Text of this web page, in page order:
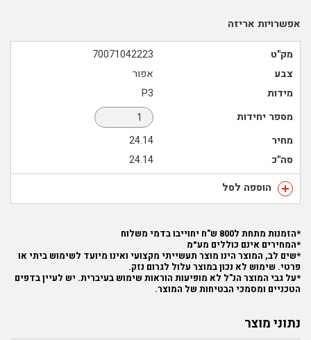
אפשרויות אריזה
מק"ט
70071042223
צבע
אפור
מידות
P3
מספר יחידות
מחיר
24.14
סה"כ
24.14
הוספה לסל
*הזמנות מתחת ל800 ש"ח יחוייבו בדמי משלוח
*המחירים אינם כוללים מע״מ
*שים לב, המוצר הינו מוצר תעשייתי מקצועי ואינו מיועד לשימוש ביתי או
פרטי. שימוש לא נכון במוצר עלול לגרום נזק.
*על גבי המוצר הנ"ל לא מופיעות הוראות שימוש בעיברית. יש לעיין בדפים
הטכניים ומסמכי הבטיחות של המוצר.
נתוני מוצר